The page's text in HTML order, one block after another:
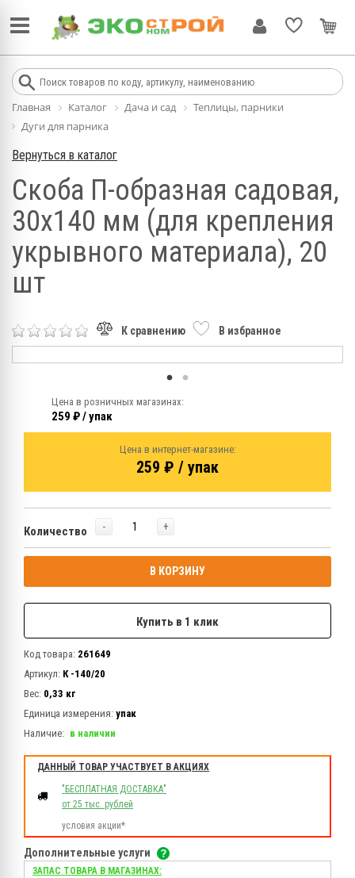
Главная Каталог Дача и сад
Теплицы, парники
Дуги для парника
Вернуться в каталог
Скоба П-образная садовая,
30х140 мм (для крепления
укрывного материала), 20
шт
К сравнению В избранное
Цена в розничных магазинах:
259 ₽ / упак
Цена в интернет-магазине:
259 ₽ / упак
Количество - +
В КОРЗИНУ
Купить в 1 клик
Код товара: 261649
Артикул: К -140/20
Вес: 0,33 кг
Единица измерения: упак
Наличие: в наличии
ДАННЫЙ ТОВАР УЧАСТВУЕТ В АКЦИЯХ
"БЕСПЛАТНАЯ ДОСТАВКА"
от 25 тыс. рублей
условия акции*
Дополнительные услуги
ЗАПАС ТОВАРА В МАГАЗИНАХ: